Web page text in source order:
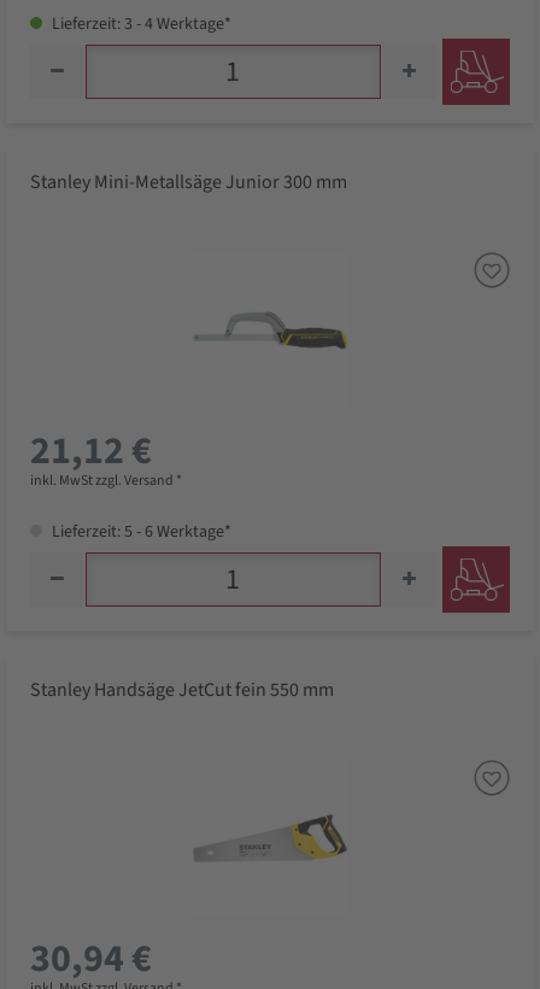
Lieferzeit: 3 - 4 Werktage*
Stanley Mini-Metallsäge Junior 300 mm
21,12 €
inkl. MwSt zzgl. Versand *
Lieferzeit: 5 - 6 Werktage*
Stanley Handsäge JetCut fein 550 mm
30,94 €